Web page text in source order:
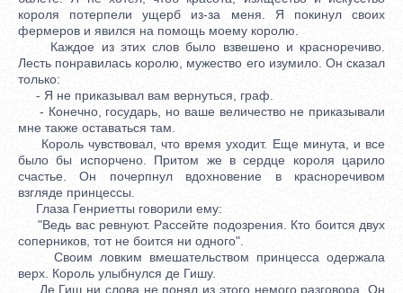
короля потерпели ущерб из-за меня. Я покинул своих
фермеров и явился на помощь моему королю.
Каждое из этих слов было взвешено и красноречиво.
Лесть понравилась королю, мужество его изумило. Он сказал
только:
- Я не приказывал вам вернуться, граф.
- Конечно, государь, но ваше величество не приказывали
мне также оставаться там.
Король чувствовал, что время уходит. Еще минута, и все
было бы испорчено. Притом же в сердце короля царило
счастье. Он почерпнул вдохновение в красноречивом
взгляде принцессы.
Глаза Генриетты говорили ему:
"Ведь вас ревнуют. Рассейте подозрения. Кто боится двух
соперников, тот не боится ни одного".
Своим ловким вмешательством принцесса одержала
верх. Король улыбнулся де Гишу.
Де Гиш ни слова не понял из этого немого разговора. Он